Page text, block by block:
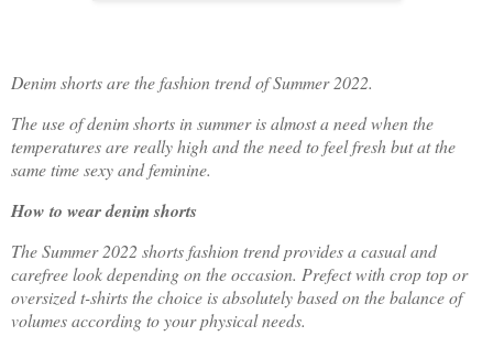
Denim shorts are the fashion trend of Summer 2022.
The use of denim shorts in summer is almost a need when the
temperatures are really high and the need to feel fresh but at the
same time sexy and feminine.
How to wear denim shorts
The Summer 2022 shorts fashion trend provides a casual and
carefree look depending on the occasion. Prefect with crop top or
oversized t-shirts the choice is absolutely based on the balance of
volumes according to your physical needs.